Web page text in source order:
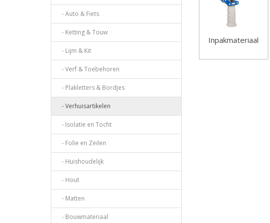
- Auto & Fiets
- Ketting & Touw
- Lijm & Kit
- Verf & Toebehoren
- Plakletters & Bordjes
- Verhuisartikelen
- Isolatie en Tocht
- Folie en Zeilen
- Huishoudelijk
- Hout
- Matten
- Bouwmateriaal
Inpakmateriaal